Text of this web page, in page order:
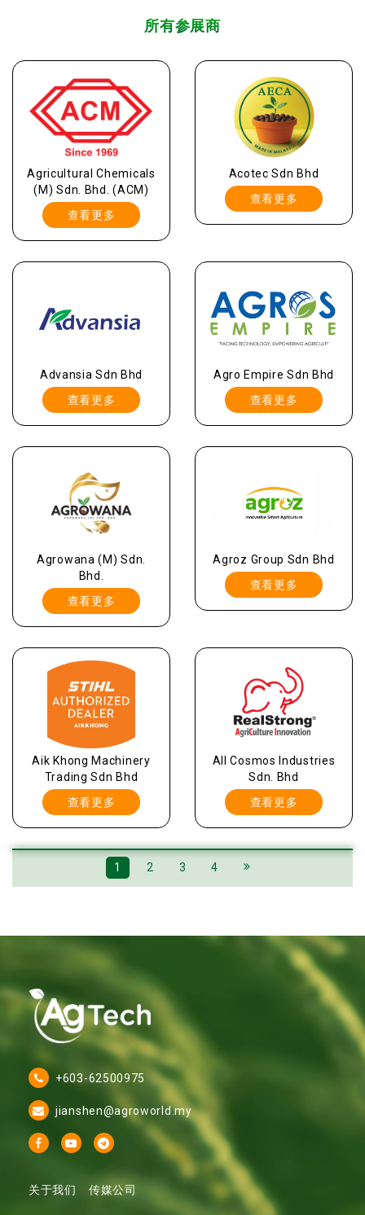
所有参展商
Agricultural Chemicals
(M) Sdn. Bhd. (ACM)
查看更多
Acotec Sdn Bhd
查看更多
Advansia Sdn Bhd
查看更多
Agro Empire Sdn Bhd
查看更多
Agrowana (M) Sdn.
Bhd.
查看更多
Agroz Group Sdn Bhd
查看更多
Aik Khong Machinery
Trading Sdn Bhd
查看更多
All Cosmos Industries
Sdn. Bhd
查看更多
1 2 3 4
+603-62500975
jianshen@agroworld.my
关于我们 传媒公司